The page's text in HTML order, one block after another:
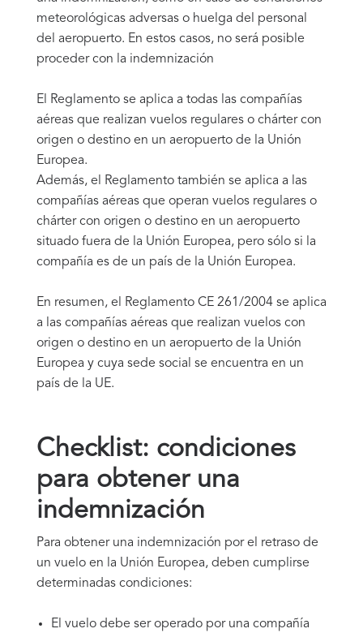
meteorológicas adversas o huelga del personal
del aeropuerto. En estos casos, no será posible
proceder con la indemnización
El Reglamento se aplica a todas las compañías
aéreas que realizan vuelos regulares o chárter con
origen o destino en un aeropuerto de la Unión
Europea.
Además, el Reglamento también se aplica a las
compañías aéreas que operan vuelos regulares o
chárter con origen o destino en un aeropuerto
situado fuera de la Unión Europea, pero sólo si la
compañía es de un país de la Unión Europea.
En resumen, el Reglamento CE 261/2004 se aplica
a las compañías aéreas que realizan vuelos con
origen o destino en un aeropuerto de la Unión
Europea y cuya sede social se encuentra en un
país de la UE.
Checklist: condiciones
para obtener una
indemnización
Para obtener una indemnización por el retraso de
un vuelo en la Unión Europea, deben cumplirse
determinadas condiciones:
El vuelo debe ser operado por una compañía